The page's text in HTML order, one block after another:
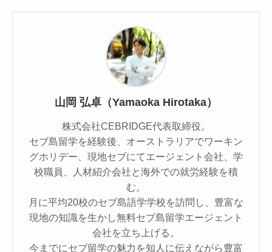
山岡 弘卓（Yamaoka Hirotaka）
株式会社CEBRIDGE代表取締役。
セブ島留学を経験後、オーストラリアでワーキン
グホリデー、現地セブにてエージェント会社、学
校職員、人材紹介会社と海外での就労経験を積
む。
月に平均20校のセブ島語学学校を訪問し、豊富な
現地の知識を生かし無料セブ島留学エージェント
会社を立ち上げる。
今までにセブ留学の魅力を知人に伝えながら豊富